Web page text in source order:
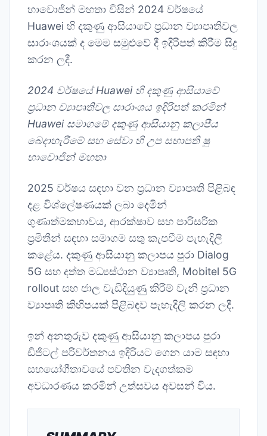
හාවොජින් මහතා විසින් 2024 වර්ෂයේ
Huawei හි දකුණු ආසියාවේ ප්‍රධාන ව්‍යාපෘතිවල
සාරාංශයක් ද මෙම සමුළුවේ දී ඉදිරිපත් කිරීම සිදු
කරන ලදී.
2024 වර්ෂයේ Huawei හි දකුණු ආසියාවේ
ප්‍රධාන ව්‍යාපෘතිවල සාරාංශය ඉදිරිපත් කරමින්
Huawei සමාගමේ දකුණු ආසියානු කලාපීය
බෙදාහැරීමේ සහ සේවා හි උප සභාපති ෂු
හාවොජින් මහතා
2025 වර්ෂය සඳහා වන ප්‍රධාන ව්‍යාපෘති පිළිබඳ
දළ විශ්ලේෂණයක් ලබා දෙමින්
ගුණාත්මකභාවය, ආරක්ෂාව සහ පාරිසරික
ප්‍රමිතීන් සඳහා සමාගම සතු කැපවීම පැහැදිලි
කළේය. දකුණු ආසියානු කලාපය පුරා Dialog
5G සහ දත්ත මධ්‍යස්ථාන ව්‍යාපෘති, Mobitel 5G
rollout සහ ජාල වැඩිදියුණු කිරීම් වැනි ප්‍රධාන
ව්‍යාපෘති කිහිපයක් පිළිබඳව පැහැදිලි කරන ලදී.
ඉන් අනතුරුව දකුණු ආසියානු කලාපය පුරා
ඩිජිටල් පරිවර්තනය ඉදිරියට ගෙන යාම සඳහා
සහයෝගීතාවයේ පවතින වැදගත්කම
අවධාරණය කරමින් උත්සවය අවසන් විය.